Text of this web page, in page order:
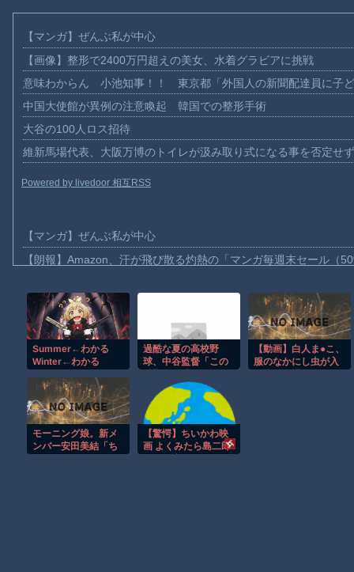
【マンガ】ぜんぶ私が中心
【画像】整形で2400万円超えの美女、水着グラビアに挑戦
意味わからん 小池知事！！ 東京都「外国人の新聞配達員に子
中国大使館が異例の注意喚起 韓国での整形手術
大谷の100人ロス招待
維新馬場代表、大阪万博のトイレが汲み取り式になる事を否定せ
Powered by livedoor 相互RSS
【マンガ】ぜんぶ私が中心
【朗報】Amazon、汗が飛び散る灼熱の「マンガ毎週末セール（
子供向け漫画、謎の闇の大会に参加しがち問題
【動画】ロシアの空挺兵、パラシュートが開かずに墜落してしま
【動画】両方馬鹿（笑）ミニストップでトラックと衝突したドラ
【動画】野菜売りのおじさんにドローンを特攻させるおそロシア
【朗報】大人気漫画「GANTZ」がAmazonでなんと全巻100円ｗ
まだ墓石があるだけマシと見るべきか。今はもう合葬墓ばかり
Summer←わかる
Winter←わかる
Fall←
過酷な夏の高校野
球、中谷監督「この
バくね？ｗｗｗ」
【動画】白人ま●こ、
服のなかにし虫が入
モーニング娘。新メ
ンバー安田美結「ち
【驚愕】ちいかわ映
画 よくみたら島二郎